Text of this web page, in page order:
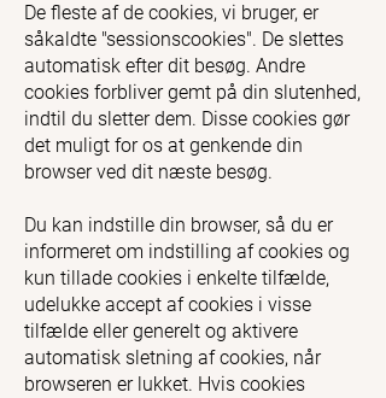
De fleste af de cookies, vi bruger, er
såkaldte "sessionscookies". De slettes
automatisk efter dit besøg. Andre
cookies forbliver gemt på din slutenhed,
indtil du sletter dem. Disse cookies gør
det muligt for os at genkende din
browser ved dit næste besøg.
Du kan indstille din browser, så du er
informeret om indstilling af cookies og
kun tillade cookies i enkelte tilfælde,
udelukke accept af cookies i visse
tilfælde eller generelt og aktivere
automatisk sletning af cookies, når
browseren er lukket. Hvis cookies